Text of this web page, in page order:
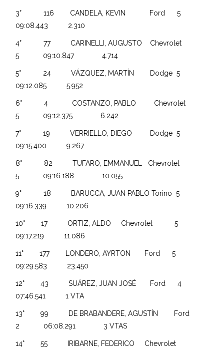
3° 116 CANDELA, KEVIN Ford 5
09:08.443 2.310
4° 77 CARINELLI, AUGUSTO Chevrolet
5 09:10.847 4.714
5° 24 VÁZQUEZ, MARTÍN Dodge 5
09:12.085 5.952
6° 4 COSTANZO, PABLO Chevrolet
5 09:12.375 6.242
7° 19 VERRIELLO, DIEGO Dodge 5
09:15.400 9.267
8° 82 TUFARO, EMMANUEL Chevrolet
5 09:16.188 10.055
9° 18 BARUCCA, JUAN PABLO Torino 5
09:16.339 10.206
10° 17 ORTIZ, ALDO Chevrolet 5
09:17.219 11.086
11° 177 LONDERO, AYRTON Ford 5
09:29.583 23.450
12° 43 SUÁREZ, JUAN JOSÉ Ford 4
07:46.541 1 VTA
13° 99 DE BRABANDERE, AGUSTÍN Ford
2 06:08.291 3 VTAS
14° 55 IRIBARNE, FEDERICO Chevrolet